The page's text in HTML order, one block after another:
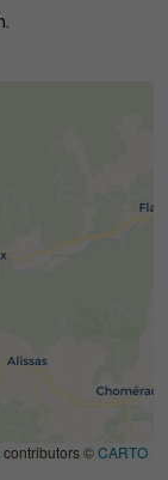
contributors ©CARTO